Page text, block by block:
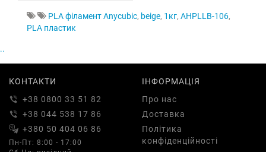
PLA філамент Anycubic, beige, 1кг, AHPLLB-106,
PLA пластик
..
КОНТАКТИ
+38 0800 33 51 82
+38 044 538 17 86
+380 50 404 06 86
Пн-Пт: 8:00 - 17:00
ІНФОРМАЦІЯ
Про нас
Доставка
Політика
конфіденційності